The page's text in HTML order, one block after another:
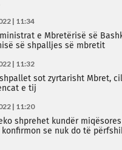
| 11:34
e Mbretërisë së
së shpalljes së mbretit
| 11:32
sot zyrtarisht Mbret,
e tij
| 11:20
shprehet kundër
konfirmon se nuk do të